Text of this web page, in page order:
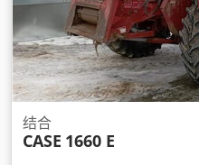
结合
CASE 1660 E